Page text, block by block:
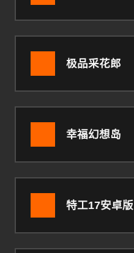
极品采花郎
幸福幻想岛
特工17安卓版